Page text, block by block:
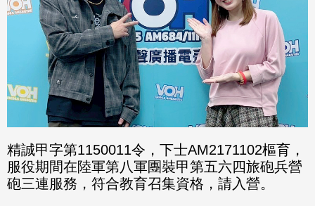
ok
精誠甲字第1150011令，下士AM2171102樞育，
服役期間在陸軍第八軍團裝甲第五六四旅砲兵營
砲三連服務，符合教育召集資格，請入營。